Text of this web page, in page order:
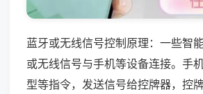
蓝牙或无线信号控制原理：一些智
或无线信号与手机等设备连接。手
型等指令，发送信号给控牌器，控